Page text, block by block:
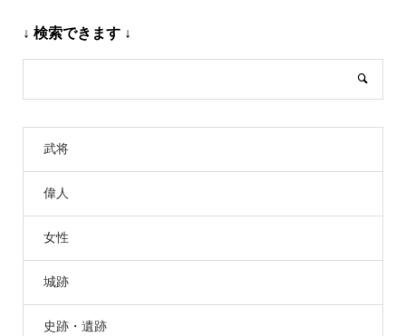
↓ 検索できます ↓
武将
偉人
女性
城跡
史跡・遺跡